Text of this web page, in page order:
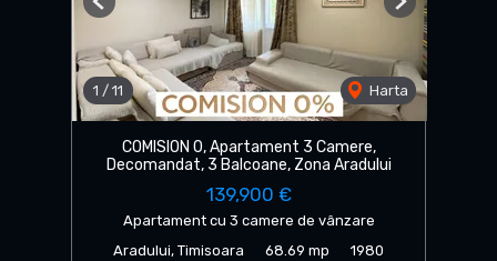
1 / 11 Harta
Previous Next
COMISION 0, Apartament 3 Camere,
Decomandat, 3 Balcoane, Zona Aradului
139,900 €
Apartament cu 3 camere de vânzare
Aradului, Timisoara
68.69 mp 1980